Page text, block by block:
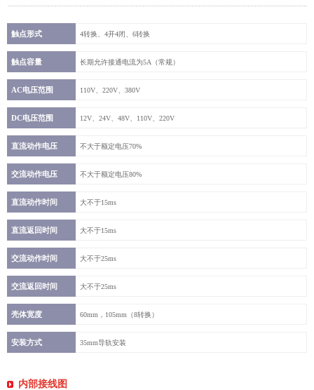
触点形式 4转换、4开4闭、6转换
触点容量 长期允许接通电流为5A（常规）
AC电压范围 110V、220V、380V
DC电压范围 12V、24V、48V、110V、220V
直流动作电压 不大于额定电压70%
交流动作电压 不大于额定电压80%
直流动作时间 大不于15ms
直流返回时间 大不于15ms
交流动作时间 大不于25ms
交流返回时间 大不于25ms
壳体宽度 60mm，105mm（8转换）
安装方式 35mm导轨安装
内部接线图